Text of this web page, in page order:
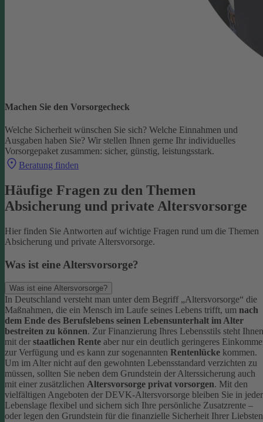
Machen Sie den Vorsorgecheck
Welche Sicherheit wünschen Sie sich? Welche Einnahmen und
Ausgaben haben Sie? Wir stellen Ihnen gerne Ihr individuelles
Vorsorgepaket zusammen: sicher, günstig, leistungsstark.
Beratung finden
Häufige Fragen zu den Themen
Absicherung und private Altersvorsorge
Hier finden Sie Antworten auf wichtige Fragen rund um die Themen
Absicherung und private Altersvorsorge.
Was ist eine Altersvorsorge?
Was ist eine Altersvorsorge?
In Deutschland versteht man unter dem Begriff „Altersvorsorge“ die
Maßnahmen, die ein Mensch im Laufe seines Lebens trifft, um nach
dem Ende des Berufslebens seinen Lebensunterhalt im Alter
bestreiten zu können. Zur Finanzierung Ihres Lebensstils steht Ihnen
mit der staatlichen Rente aber nur ein deutlich geringeres
zur Verfügung und es kann zur sogenannten Rentenlücke kommen.
Um im Alter nicht auf den gewohnten Lebensstandard verzichten zu
müssen, sollten Sie neben dem Grundstein der Alterssicherung auch
mit einer zusätzlichen Altersvorsorge privat vorsorgen. Mit den
vielfältigen Angeboten der DEVK-Altersvorsorge bleiben Sie in jeder
Lebenslage flexibel und sichern sich Ihre persönliche Zusatzrente –
oder legen den Grundstein für die finanzielle Sicherheit Ihrer